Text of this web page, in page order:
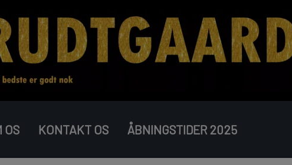
OS KONTAKT OS ÅBNINGSTIDER 2025